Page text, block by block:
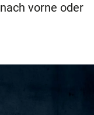
vorne oder